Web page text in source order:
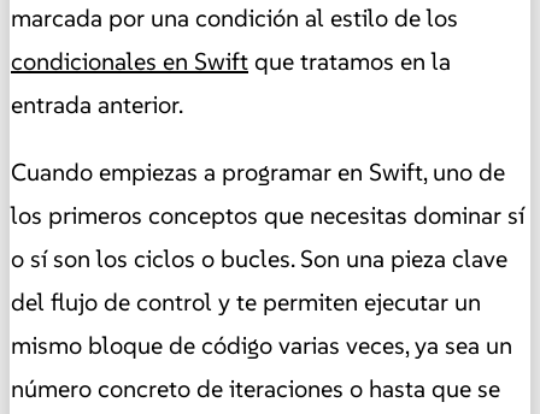
marcada por una condición al estilo de los
condicionales en Swiftque tratamos en la
entrada anterior.
Cuando empiezas a programar en Swift, uno de
los primeros conceptos que necesitas dominar sí
o sí son los ciclos o bucles. Son una pieza clave
del flujo de control y te permiten ejecutar un
mismo bloque de código varias veces, ya sea un
número concreto de iteraciones o hasta que se